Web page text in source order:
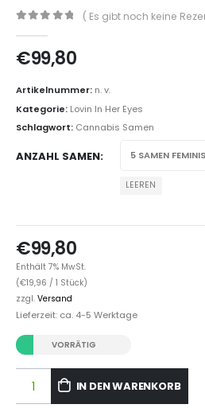
( Es gibt noch keine
€99,80
Artikelnummer: n. v.
Kategorie: Lovin In Her Eyes
Schlagwort: Cannabis Samen
ANZAHL SAMEN
LEEREN
€99,80
Enthält 7% MwSt.
(€19,96 / 1 Stück)
zzgl. Versand
Lieferzeit: ca. 4-5 Werktage
VORRÄTIG
IN DEN WARENKORB